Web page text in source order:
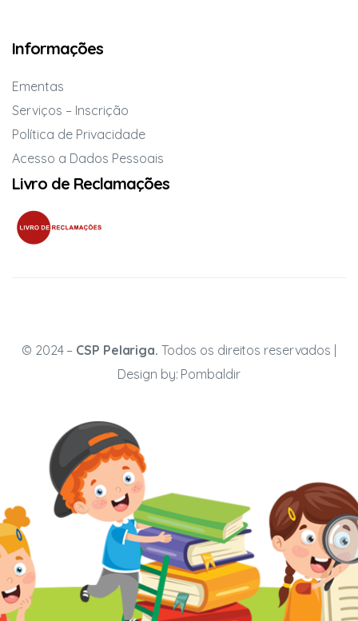
Informações
Ementas
Serviços – Inscrição
Política de Privacidade
Acesso a Dados Pessoais
Livro de Reclamações
© 2024 – CSP Pelariga. Todos os direitos reservados |
Design by: Pombaldir